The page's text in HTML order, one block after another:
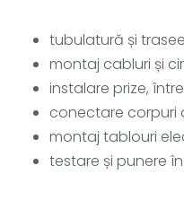
tubulatură și
montaj cabluri și
instalare prize,
conectare corpuri
montaj tablouri
testare și punere